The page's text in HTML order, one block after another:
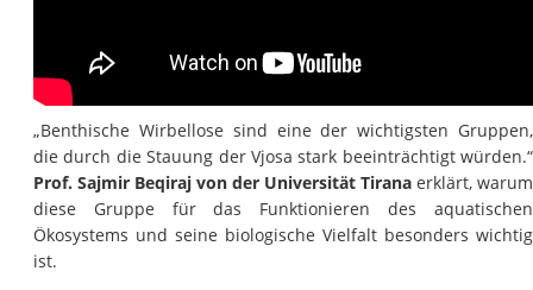
„Benthische Wirbellose sind eine der wichtigsten Gruppen,
die durch die Stauung der Vjosa stark beeinträchtigt würden.“
Prof. Sajmir Beqiraj von der Universität Tirana erklärt, warum
diese Gruppe für das Funktionieren des aquatischen
Ökosystems und seine biologische Vielfalt besonders wichtig
ist.